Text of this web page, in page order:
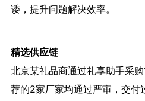
诿，提升问题解决效率。
精选供应链
北京某礼品商通过礼享助手采
荐的2家厂家均通过严审，交付